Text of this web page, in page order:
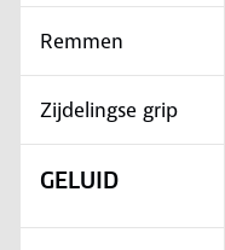
Remmen
Zijdelingse grip
GELUID